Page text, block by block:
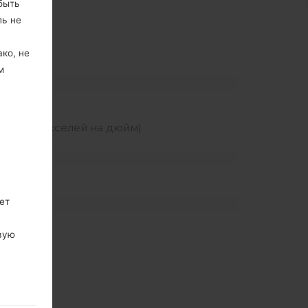
пикселей на дюйм)
не
не